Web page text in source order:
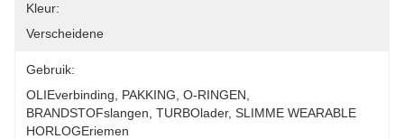
Kleur:
Verscheidene
Gebruik:
OLIEverbinding, PAKKING, O-RINGEN,
BRANDSTOFslangen, TURBOlader, SLIMME WEARABLE
HORLOGEriemen